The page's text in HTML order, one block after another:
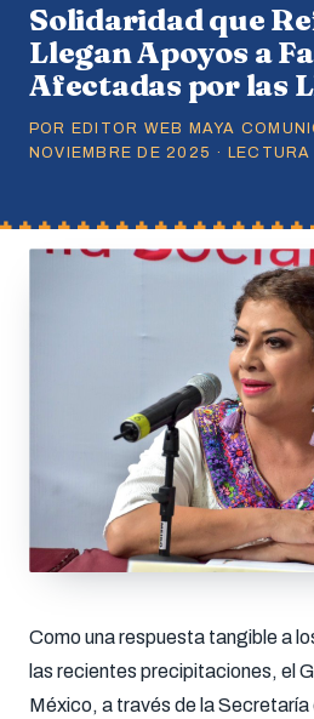
Solidaridad que
Llegan Apoyos a
Afectadas por las
POR EDITOR WEB MAYA
NOVIEMBRE DE 2025 · LECTURA
Como una respuesta tangible a
las recientes precipitaciones, el
México, a través de la